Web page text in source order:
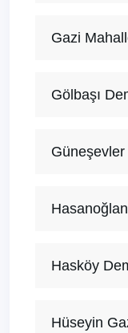
Gazi
Gölbaşı
Hasköy
Hüseyin